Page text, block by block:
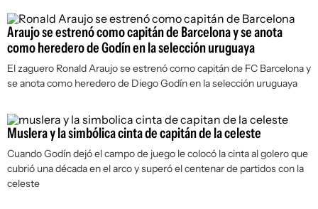
Araujo se estrenó como capitán de Barcelona y se anota
como heredero de Godín en la selección uruguaya
El zaguero Ronald Araujo se estrenó como capitán de FC Barcelona y
se anota como heredero de Diego Godín en la selección uruguaya
Muslera y la simbólica cinta de capitán de la celeste
Cuando Godín dejó el campo de juego le colocó la cinta al golero que
cubrió una década en el arco y superó el centenar de partidos con la
celeste